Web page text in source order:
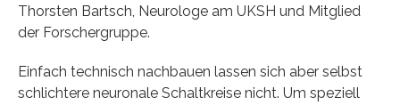
Thorsten Bartsch, Neurologe am UKSH und Mitglied
der Forschergruppe.
Einfach technisch nachbauen lassen sich aber selbst
schlichtere neuronale Schaltkreise nicht. Um speziell